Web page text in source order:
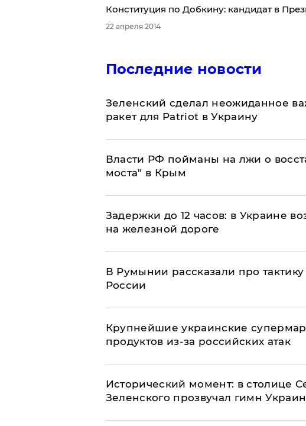
Конституция по Добкину: кандидат в
22 апреля 2014
Последние новости
Зеленский сделал неожиданное
ракет для Patriot в Украину
Власти РФ пойманы на лжи о
моста" в Крым
Задержки до 12 часов: в Украине
на железной дороге
В Румынии рассказали про
России
Крупнейшие украинские
продуктов из-за российских атак
Исторический момент: в столице
Зеленского прозвучал гимн